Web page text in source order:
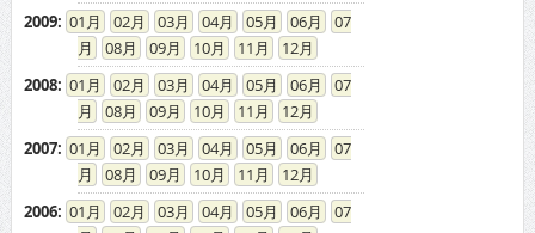
2009: 01 02 03 04 05 06
07
08
09 10 11
12
2008: 01 02 03 04 05 06
07
08
09 10 11
12
2007: 01 02 03 04 05 06
07
08
09 10 11
12
2006: 01 02 03 04 05 06
07